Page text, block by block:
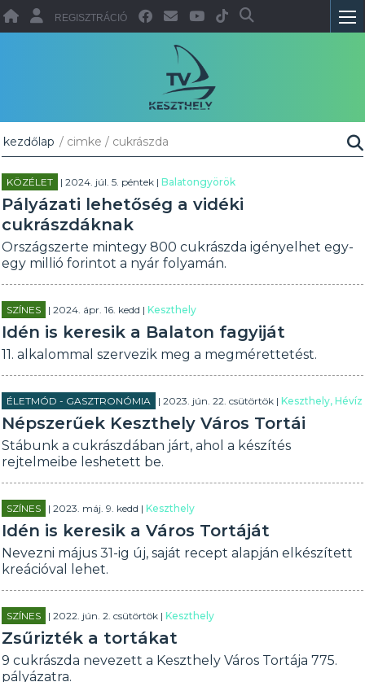
REGISZTRÁCIÓ
kezdőlap / cimke / cukrászda
KÖZÉLET | 2024. júl. 5. péntek |Balatongyörök
Pályázati lehetőség a vidéki
cukrászdáknak
Országszerte mintegy 800 cukrászda igényelhet egy-
egy millió forintot a nyár folyamán.
SZÍNES | 2024. ápr. 16. kedd |Keszthely
Idén is keresik a Balaton fagyiját
11. alkalommal szervezik meg a megmérettetést.
ÉLETMÓD - GASZTRONÓMIA | 2023. jún. 22. csütörtök |Keszthely, Hévíz
Népszerűek Keszthely Város Tortái
Stábunk a cukrászdában járt, ahol a készítés
rejtelmeibe leshetett be.
SZÍNES | 2023. máj. 9. kedd |Keszthely
Idén is keresik a Város Tortáját
Nevezni május 31-ig új, saját recept alapján elkészített
kreációval lehet.
SZÍNES | 2022. jún. 2. csütörtök |Keszthely
Zsűrizték a tortákat
9 cukrászda nevezett a Keszthely Város Tortája 775.
pályázatra.